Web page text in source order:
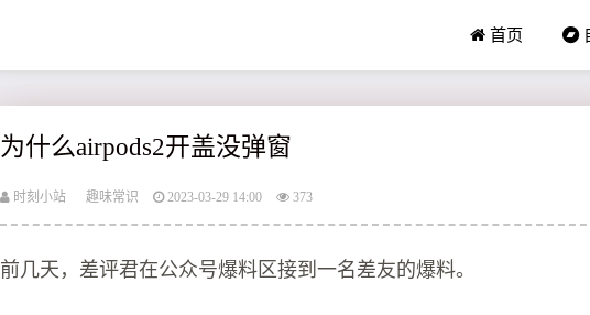
首页
为什么airpods2开盖没弹窗
时刻小站 趣味常识 2023-03-29 14:00 373
前几天，差评君在公众号爆料区接到一名差友的爆料。